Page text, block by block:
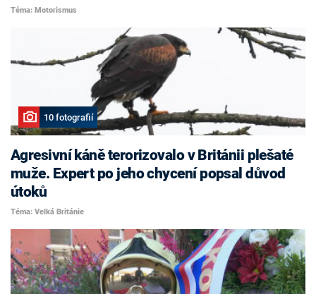
Téma: Motorismus
10 fotografií
Agresivní káně terorizovalo v Británii plešaté
muže. Expert po jeho chycení popsal důvod
útoků
Téma: Velká Británie